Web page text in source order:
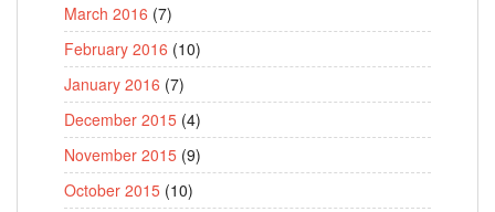
March 2016 (7)
February 2016 (10)
January 2016 (7)
December 2015 (4)
November 2015 (9)
October 2015 (10)